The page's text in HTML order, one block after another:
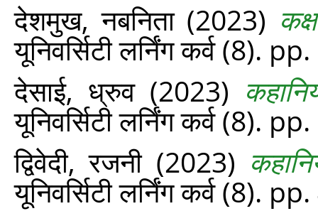
देशमुख, नबनिता(2023)
यूनिवर्सिटी लर्निंग कर्व (8).
देसाई, ध्रुव(2023)
यूनिवर्सिटी लर्निंग कर्व (8).
द्विवेदी, रजनी(2023)
यूनिवर्सिटी लर्निंग कर्व (8).